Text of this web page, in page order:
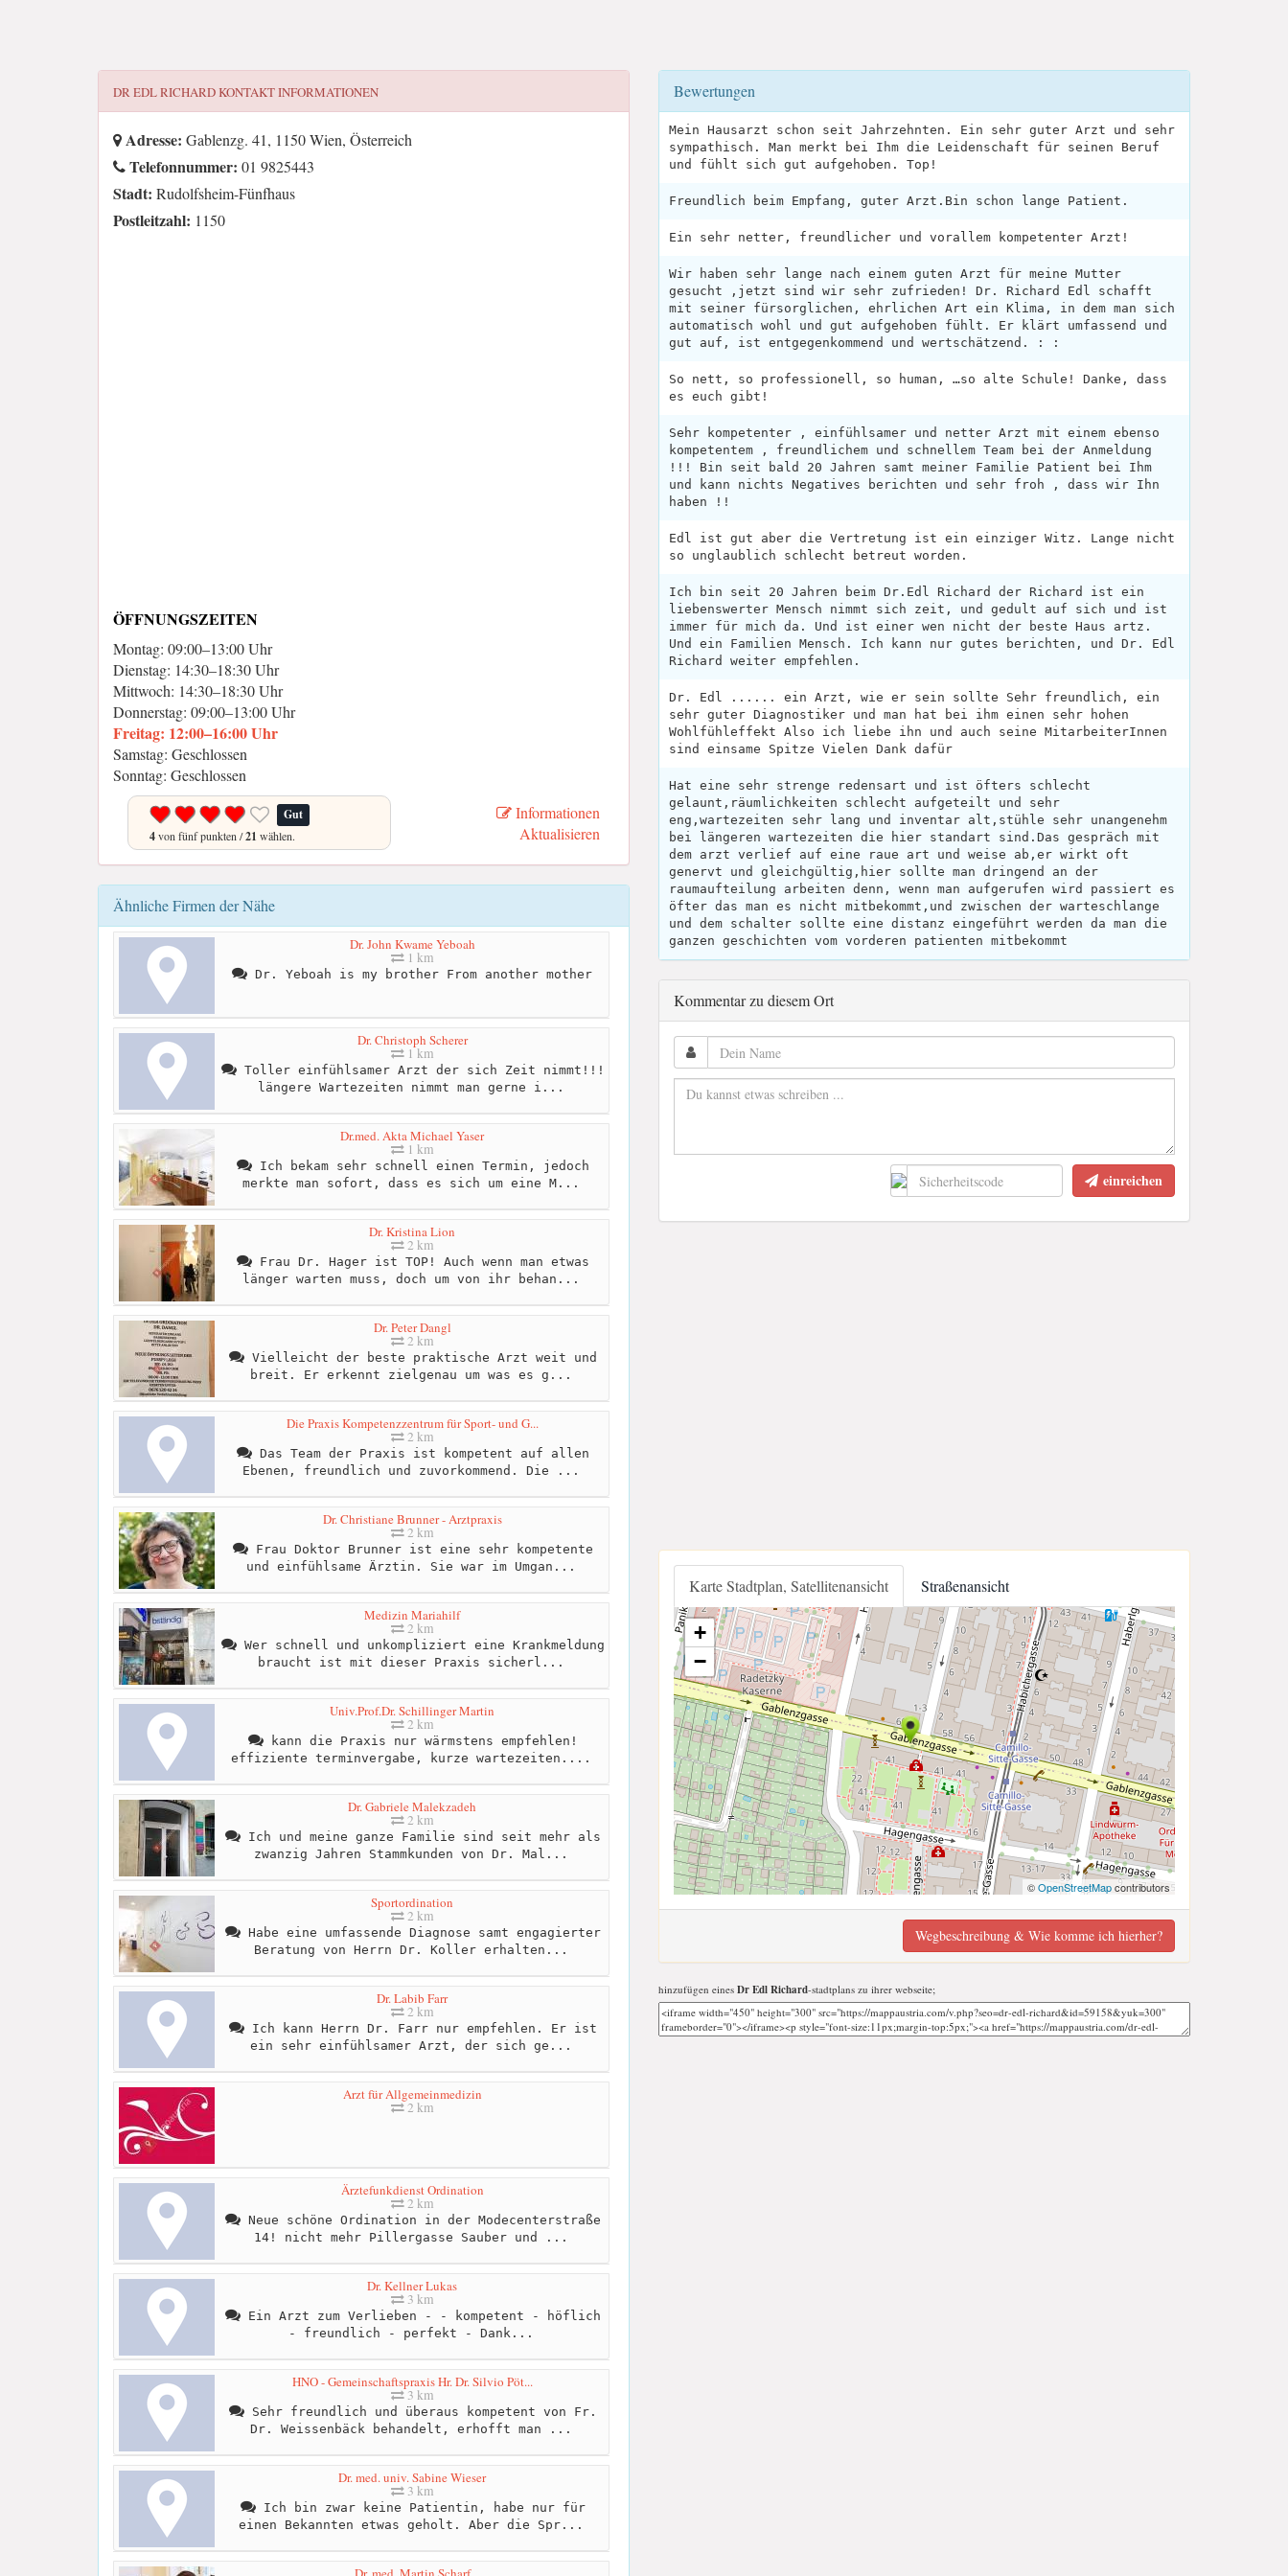
DR EDL RICHARDKONTAKT INFORMATIONEN
Adresse: Gablenzg. 41, 1150 Wien, Österreich
Telefonnummer: 01 9825443
Stadt: Rudolfsheim-Fünfhaus
Postleitzahl: 1150
ÖFFNUNGSZEITEN
Montag: 09:00–13:00 Uhr
Dienstag: 14:30–18:30 Uhr
Mittwoch: 14:30–18:30 Uhr
Donnerstag: 09:00–13:00 Uhr
Freitag: 12:00–16:00 Uhr
Samstag: Geschlossen
Sonntag: Geschlossen
Gut
4von fünf punkten /21 wählen.
Informationen
Aktualisieren
Ähnliche Firmen der Nähe
Dr. John Kwame Yeboah
1 km
Dr. Yeboah is my brother From another mother
Dr. Christoph Scherer
1 km
Toller einfühlsamer Arzt der sich Zeit nimmt!!!
längere Wartezeiten nimmt man gerne i...
Dr.med. Akta Michael Yaser
1 km
Ich bekam sehr schnell einen Termin, jedoch
merkte man sofort, dass es sich um eine M...
Dr. Kristina Lion
2 km
Frau Dr. Hager ist TOP! Auch wenn man etwas
länger warten muss, doch um von ihr behan...
Dr. Peter Dangl
2 km
Vielleicht der beste praktische Arzt weit und
breit. Er erkennt zielgenau um was es g...
Die Praxis Kompetenzzentrum für Sport- und G...
2 km
Das Team der Praxis ist kompetent auf allen
Ebenen, freundlich und zuvorkommend. Die ...
Dr. Christiane Brunner - Arztpraxis
2 km
Frau Doktor Brunner ist eine sehr kompetente
und einfühlsame Ärztin. Sie war im Umgan...
Medizin Mariahilf
2 km
Wer schnell und unkompliziert eine Krankmeldung
braucht ist mit dieser Praxis sicherl...
Univ.Prof.Dr. Schillinger Martin
2 km
kann die Praxis nur wärmstens empfehlen!
effiziente terminvergabe, kurze wartezeiten....
Dr. Gabriele Malekzadeh
2 km
Ich und meine ganze Familie sind seit mehr als
zwanzig Jahren Stammkunden von Dr. Mal...
Sportordination
2 km
Habe eine umfassende Diagnose samt engagierter
Beratung von Herrn Dr. Koller erhalten...
Dr. Labib Farr
2 km
Ich kann Herrn Dr. Farr nur empfehlen. Er ist
ein sehr einfühlsamer Arzt, der sich ge...
Arzt für Allgemeinmedizin
2 km
Ärztefunkdienst Ordination
2 km
Neue schöne Ordination in der Modecenterstraße
14! nicht mehr Pillergasse Sauber und ...
Dr. Kellner Lukas
3 km
Ein Arzt zum Verlieben - - kompetent - höflich
- freundlich - perfekt - Dank...
HNO - Gemeinschaftspraxis Hr. Dr. Silvio Pöt...
3 km
Sehr freundlich und überaus kompetent von Fr.
Dr. Weissenbäck behandelt, erhofft man ...
Dr. med. univ. Sabine Wieser
3 km
Ich bin zwar keine Patientin, habe nur für
einen Bekannten etwas geholt. Aber die Spr...
Bewertungen
Mein Hausarzt schon seit Jahrzehnten. Ein sehr guter Arzt und sehr
sympathisch. Man merkt bei Ihm die Leidenschaft für seinen Beruf
und fühlt sich gut aufgehoben. Top!
Freundlich beim Empfang, guter Arzt.Bin schon lange Patient.
Ein sehr netter, freundlicher und vorallem kompetenter Arzt!
Wir haben sehr lange nach einem guten Arzt für meine Mutter
gesucht ,jetzt sind wir sehr zufrieden! Dr. Richard Edl schafft
mit seiner fürsorglichen, ehrlichen Art ein Klima, in dem man sich
automatisch wohl und gut aufgehoben fühlt. Er klärt umfassend und
gut auf, ist entgegenkommend und wertschätzend. : :
So nett, so professionell, so human, …so alte Schule! Danke, dass
es euch gibt!
Sehr kompetenter , einfühlsamer und netter Arzt mit einem ebenso
kompetentem , freundlichem und schnellem Team bei der Anmeldung
!!! Bin seit bald 20 Jahren samt meiner Familie Patient bei Ihm
und kann nichts Negatives berichten und sehr froh , dass wir Ihn
haben !!
Edl ist gut aber die Vertretung ist ein einziger Witz. Lange nicht
so unglaublich schlecht betreut worden.
Ich bin seit 20 Jahren beim Dr.Edl Richard der Richard ist ein
liebenswerter Mensch nimmt sich zeit, und gedult auf sich und ist
immer für mich da. Und ist einer wen nicht der beste Haus artz.
Und ein Familien Mensch. Ich kann nur gutes berichten, und Dr. Edl
Richard weiter empfehlen.
Dr. Edl ...... ein Arzt, wie er sein sollte Sehr freundlich, ein
sehr guter Diagnostiker und man hat bei ihm einen sehr hohen
Wohlfühleffekt Also ich liebe ihn und auch seine MitarbeiterInnen
sind einsame Spitze Vielen Dank dafür
Hat eine sehr strenge redensart und ist öfters schlecht
gelaunt,räumlichkeiten schlecht aufgeteilt und sehr
eng,wartezeiten sehr lang und inventar alt,stühle sehr unangenehm
bei längeren wartezeiten die hier standart sind.Das gespräch mit
dem arzt verlief auf eine raue art und weise ab,er wirkt oft
genervt und gleichgültig,hier sollte man dringend an der
raumaufteilung arbeiten denn, wenn man aufgerufen wird passiert es
öfter das man es nicht mitbekommt,und zwischen der warteschlange
und dem schalter sollte eine distanz eingeführt werden da man die
ganzen geschichten vom vorderen patienten mitbekommt
Kommentar zu diesem Ort
einreichen
Karte Stadtplan, Satellitenansicht Straßenansicht
+
−
©OpenStreetMapcontributors
Wegbeschreibung & Wie komme ich hierher?
hinzufügen eines Dr Edl Richard-stadtplans zu ihrer webseite;